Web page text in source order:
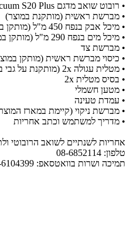
• רובוט שואב מדגם Xiaomi Vacuum S20 Plus
• מברשת ראשית (מותקנת במוצר)
• מיכל אבק בנפח 450 מ"ל (מותקן במוצר)
• מיכל מים בנפח 290 מ"ל (מותקן במוצר)
• מברשת צד
• כיסוי מברשת ראשית (מותקן
• מטלית עגולה 2x (מותקנת על גבי בסיס המטלית)
• בסיס מטלית 2x
• מטען חשמלי
• עמדת טעינה
• מברשת ניקוי (קיימת במארז
• מדריך למשתמש וכתב אחריות
אחריות לשנתיים לשואב הרובוטי
טלפון: 08-6852114
תמיכה ושרות בוואטסאפ: 052-6104399